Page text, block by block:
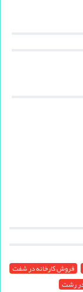
فروش کارخانه در شفت